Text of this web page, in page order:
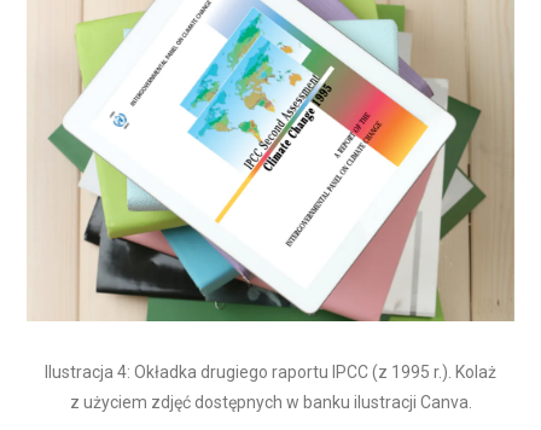
Ilustracja 4: Okładka drugiego raportu IPCC (z 1995 r.). Kolaż
z użyciem zdjęć dostępnych w banku ilustracji Canva.